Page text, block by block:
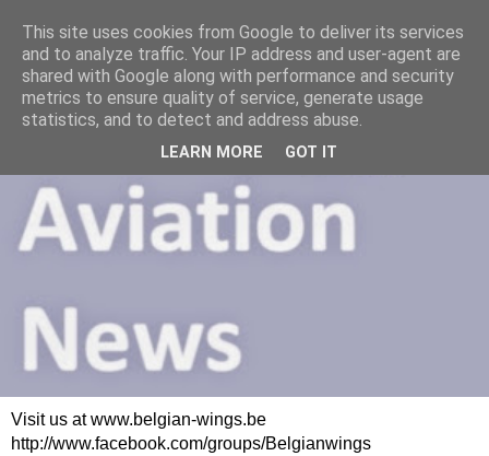
Visit us at www.belgian-wings.be
http://www.facebook.com/groups/Belgianwings
This site uses cookies from Google to deliver its services
and to analyze traffic. Your IP address and user-agent are
shared with Google along with performance and security
metrics to ensure quality of service, generate usage
statistics, and to detect and address abuse.
LEARN MORE GOT IT